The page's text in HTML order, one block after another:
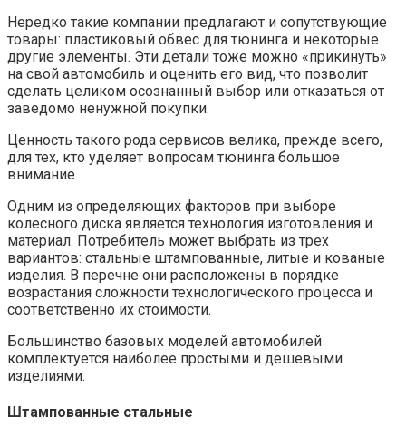
Нередко такие компании предлагают и сопутствующие
товары: пластиковый обвес для тюнинга и некоторые
другие элементы. Эти детали тоже можно «прикинуть»
на свой автомобиль и оценить его вид, что позволит
сделать целиком осознанный выбор или отказаться от
заведомо ненужной покупки.
Ценность такого рода сервисов велика, прежде всего,
для тех, кто уделяет вопросам тюнинга большое
внимание.
Одним из определяющих факторов при выборе
колесного диска является технология изготовления и
материал. Потребитель может выбрать из трех
вариантов: стальные штампованные, литые и кованые
изделия. В перечне они расположены в порядке
возрастания сложности технологического процесса и
соответственно их стоимости.
Большинство базовых моделей автомобилей
комплектуется наиболее простыми и дешевыми
изделиями.
Штампованные стальные